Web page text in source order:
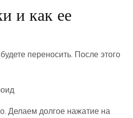
и как ее
переносить. После этого
Делаем долгое нажатие на